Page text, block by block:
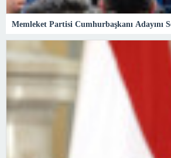
Memleket Partisi Cumhurbaşkanı Adayını